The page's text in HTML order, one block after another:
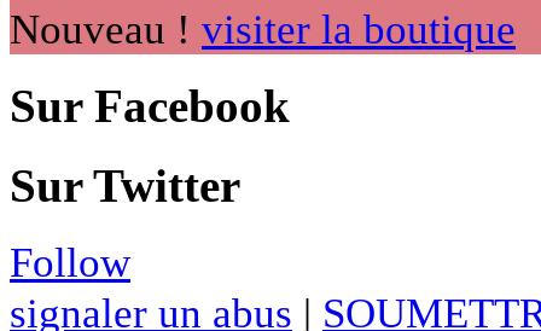
Nouveau ! visiter la boutique
Sur Facebook
Sur Twitter
Follow
signaler un abus |